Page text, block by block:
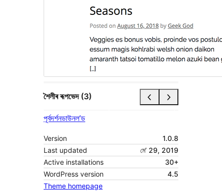
শৈলীৰ ৰূপভেদ (3)
পূৰ্বদৰ্শনডাউনল’ড
Version
1.0.8
Last updated
মে’ 29, 2019
Active installations
30+
WordPress version
4.5
Theme homepage